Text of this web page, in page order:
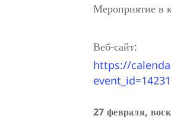
Мероприятие в
Веб-сайт:
https://
27 февраля,